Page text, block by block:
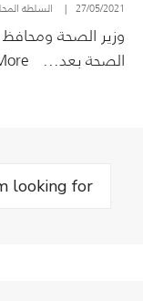
27/05/2021
| السلطة
وزير الصحة
الصحة بعد...
→
Search